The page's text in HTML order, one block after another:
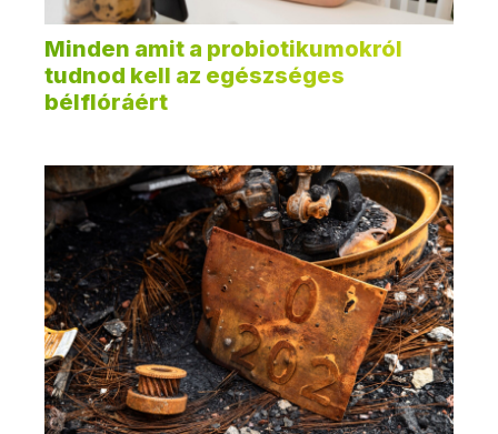
Minden amit a probiotikumokról
tudnod kell az egészséges
bélflóráért